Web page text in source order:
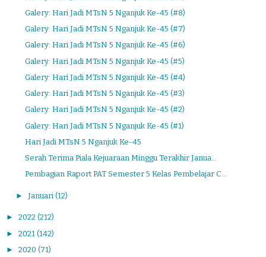
Galery: Hari Jadi MTsN 5 Nganjuk Ke-45 (#8)
Galery: Hari Jadi MTsN 5 Nganjuk Ke-45 (#7)
Galery: Hari Jadi MTsN 5 Nganjuk Ke-45 (#6)
Galery: Hari Jadi MTsN 5 Nganjuk Ke-45 (#5)
Galery: Hari Jadi MTsN 5 Nganjuk Ke-45 (#4)
Galery: Hari Jadi MTsN 5 Nganjuk Ke-45 (#3)
Galery: Hari Jadi MTsN 5 Nganjuk Ke-45 (#2)
Galery: Hari Jadi MTsN 5 Nganjuk Ke-45 (#1)
Hari Jadi MTsN 5 Nganjuk Ke-45
Serah Terima Piala Kejuaraan Minggu Terakhir Janua...
Pembagian Raport PAT Semester 5 Kelas Pembelajar C...
► Januari (12)
► 2022 (212)
► 2021 (142)
► 2020 (71)